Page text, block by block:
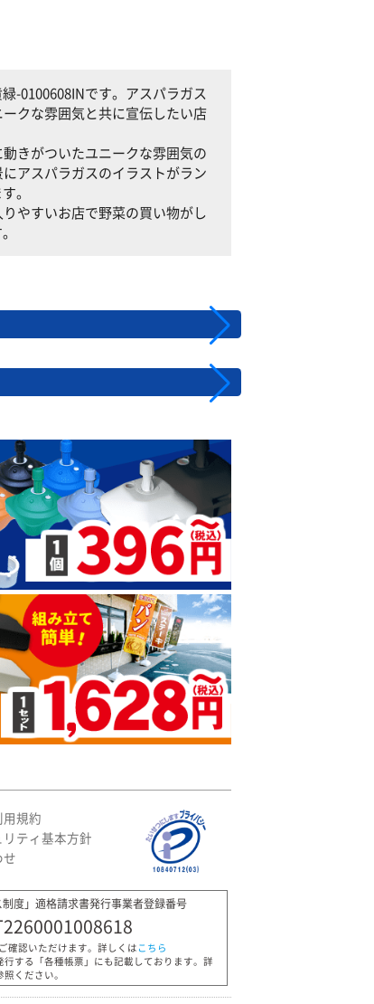
-0100608INです。アスパラガス
クな雰囲気と共に宣伝したい店
きがついたユニークな雰囲気の
アスパラガスのイラストがラン
。
やすいお店で野菜の買い物がし
規約
ティ基本方針
制度」適格請求書発行事業者登録番号
確認いただけます。詳しくは こちら
する「各種帳票」にも記載しております。詳
照ください。